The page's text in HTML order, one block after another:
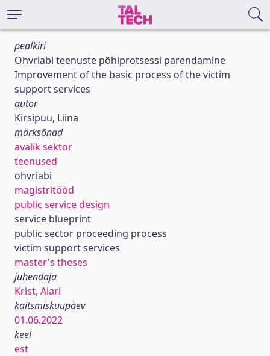
pealkiri
Ohvriabi teenuste põhiprotsessi parendamine
Improvement of the basic process of the victim
support services
autor
Kirsipuu, Liina
märksõnad
avalik sektor
teenused
ohvriabi
magistritööd
public service design
service blueprint
public sector proceeding process
victim support services
master's theses
juhendaja
Krist, Alari
kaitsmiskuupäev
01.06.2022
keel
est